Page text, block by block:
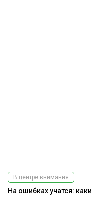
В центре внимания
На ошибках учатся: